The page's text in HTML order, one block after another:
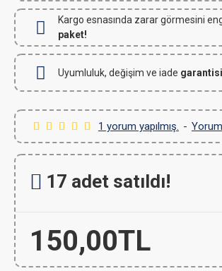
Kargo esnasında zarar görmesini
paket!
Uyumluluk, değişim ve iade
1 yorum yapılmış. -
150,00TL
17 adet satıldı!